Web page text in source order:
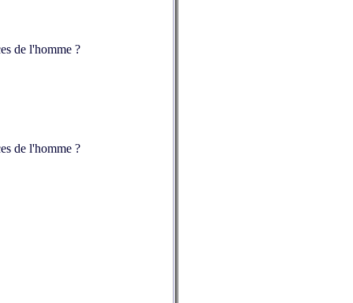
de l'homme ?
de l'homme ?